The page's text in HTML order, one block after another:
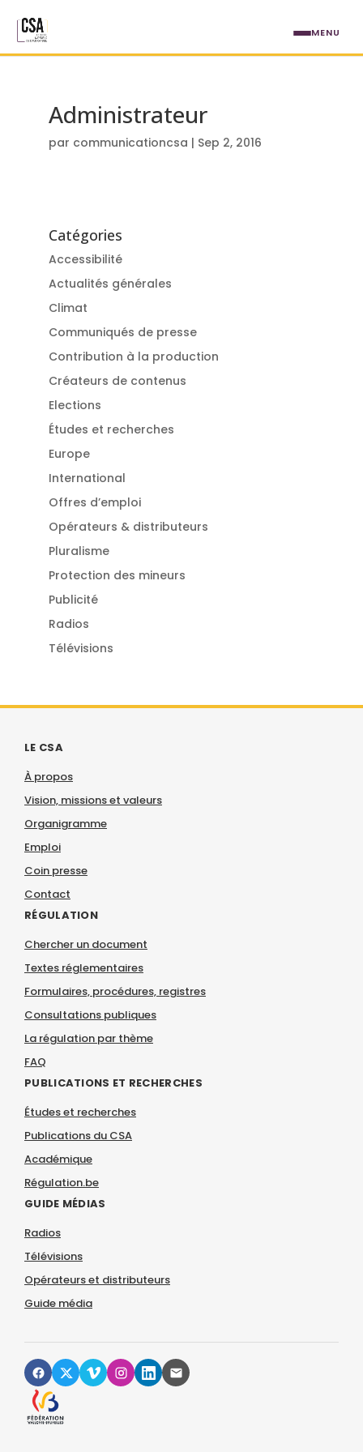
Administrateur
par communicationcsa | Sep 2, 2016
Catégories
Accessibilité
Actualités générales
Climat
Communiqués de presse
Contribution à la production
Créateurs de contenus
Elections
Études et recherches
Europe
International
Offres d’emploi
Opérateurs & distributeurs
Pluralisme
Protection des mineurs
Publicité
Radios
Télévisions
LE CSA
À propos
Vision, missions et valeurs
Organigramme
Emploi
Coin presse
Contact
RÉGULATION
Chercher un document
Textes réglementaires
Formulaires, procédures, registres
Consultations publiques
La régulation par thème
FAQ
PUBLICATIONS ET RECHERCHES
Études et recherches
Publications du CSA
Académique
Régulation.be
GUIDE MÉDIAS
Radios
Télévisions
Opérateurs et distributeurs
Guide média
MENU